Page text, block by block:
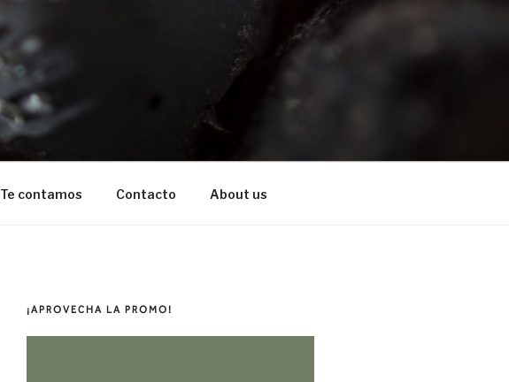
Te contamos Contacto About us
¡APROVECHA LA PROMO!